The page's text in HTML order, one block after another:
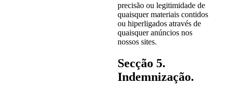
precisão ou legitimidade de
quaisquer materiais contidos
ou hiperligados através de
quaisquer anúncios nos
nossos sites.
Secção 5.
Indemnização.